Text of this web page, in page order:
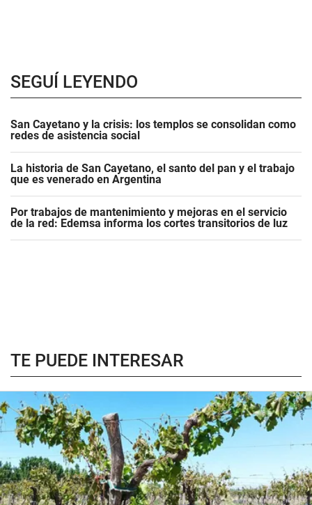
SEGUÍ LEYENDO
San Cayetano y la crisis: los templos se consolidan como
redes de asistencia social
La historia de San Cayetano, el santo del pan y el trabajo
que es venerado en Argentina
Por trabajos de mantenimiento y mejoras en el servicio
de la red: Edemsa informa los cortes transitorios de luz
TE PUEDE INTERESAR